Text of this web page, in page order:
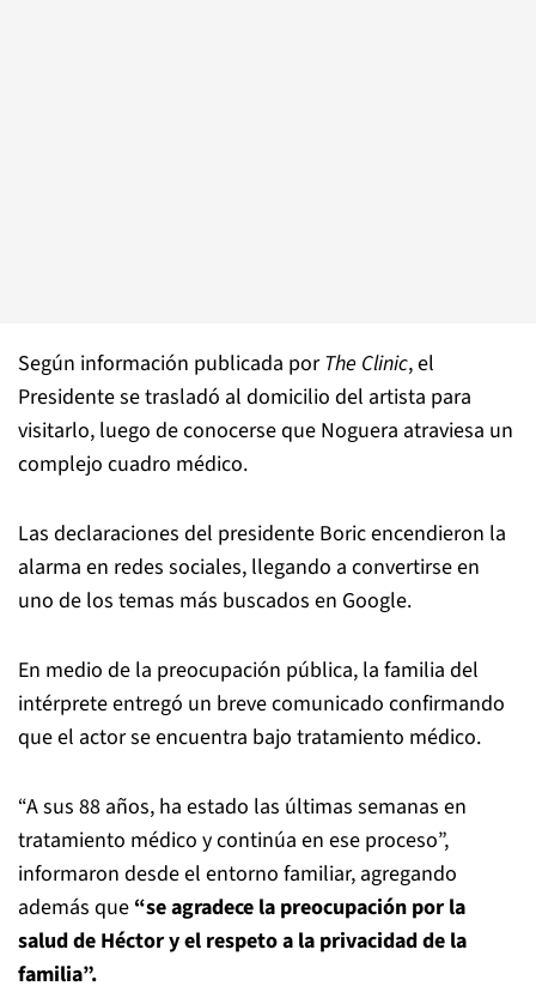
Según información publicada porThe Clinic, el
Presidente se trasladó al domicilio del artista para
visitarlo, luego de conocerse que Noguera atraviesa un
complejo cuadro médico.
Las declaraciones del presidente Boric encendieron la
alarma en redes sociales, llegando a convertirse en
uno de los temas más buscados en Google.
En medio de la preocupación pública, la familia del
intérprete entregó un breve comunicado confirmando
que el actor se encuentra bajo tratamiento médico.
“A sus 88 años, ha estado las últimas semanas en
tratamiento médico y continúa en ese proceso”,
informaron desde el entorno familiar, agregando
además que “se agradece la preocupación por la
salud de Héctor y el respeto a la privacidad de la
familia”.